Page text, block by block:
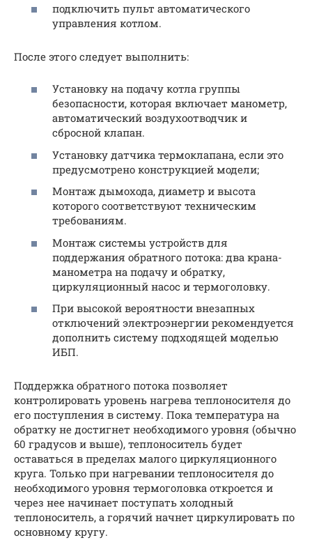
подключить пульт автоматического
управления котлом.
После этого следует выполнить:
Установку на подачу котла группы
безопасности, которая включает манометр,
автоматический воздухоотводчик и
сбросной клапан.
Установку датчика термоклапана, если это
предусмотрено конструкцией модели;
Монтаж дымохода, диаметр и высота
которого соответствуют техническим
требованиям.
Монтаж системы устройств для
поддержания обратного потока: два крана-
манометра на подачу и обратку,
циркуляционный насос и термоголовку.
При высокой вероятности внезапных
отключений электроэнергии рекомендуется
дополнить систему подходящей моделью
ИБП.
Поддержка обратного потока позволяет
контролировать уровень нагрева теплоносителя до
его поступления в систему. Пока температура на
обратку не достигнет необходимого уровня (обычно
60 градусов и выше), теплоноситель будет
оставаться в пределах малого циркуляционного
круга. Только при нагревании теплоносителя до
необходимого уровня термоголовка откроется и
через нее начинает поступать холодный
теплоноситель, а горячий начнет циркулировать по
основному кругу.